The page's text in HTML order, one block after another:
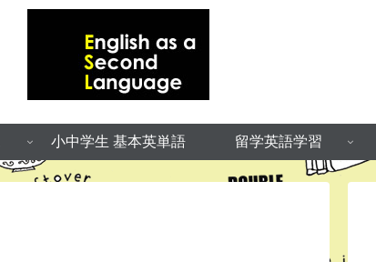
小中学生 基本英単語 留学英語学習